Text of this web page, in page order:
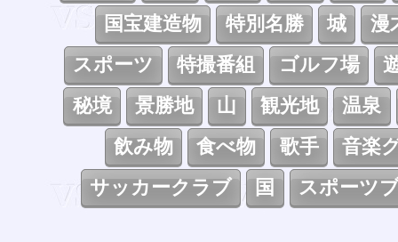
国宝建造物
特別名勝 城
漫
スポーツ
特撮番組 ゴルフ場
秘境
景勝地 山 観光地
温泉
飲み物
食べ物 歌手
音楽
サッカークラブ
国 スポーツ